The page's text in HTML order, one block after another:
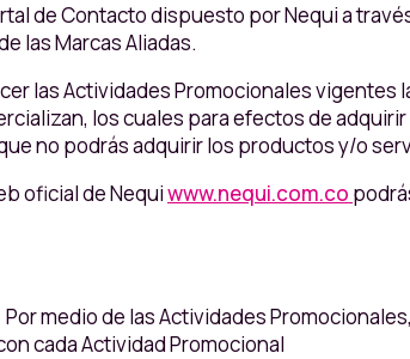
de Contacto dispuesto por Nequi a
las Marcas Aliadas.
las Actividades Promocionales
los cuales para efectos de
no podrás adquirir los productos y/o
oficial de Nequiwww.nequi.com.co
Por medio de las Actividades
cada Actividad Promocional